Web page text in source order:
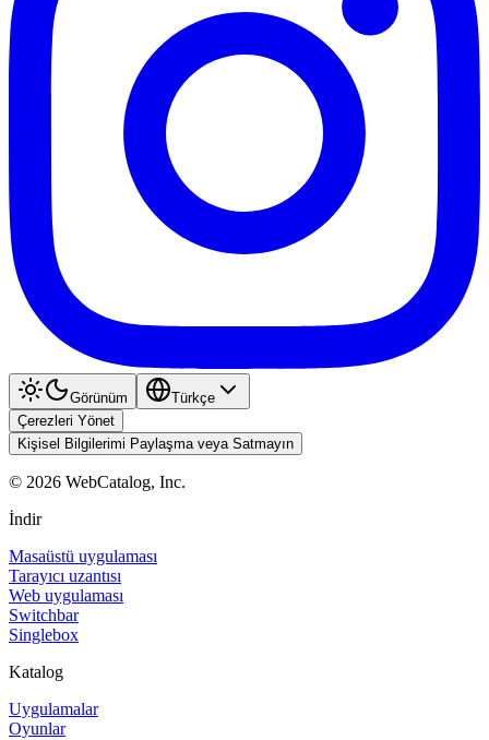
Görünüm
Türkçe
Çerezleri Yönet
Kişisel Bilgilerimi Paylaşma veya Satmayın
© 2026 WebCatalog, Inc.
İndir
Masaüstü uygulaması
Tarayıcı uzantısı
Web uygulaması
Switchbar
Singlebox
Katalog
Uygulamalar
Oyunlar